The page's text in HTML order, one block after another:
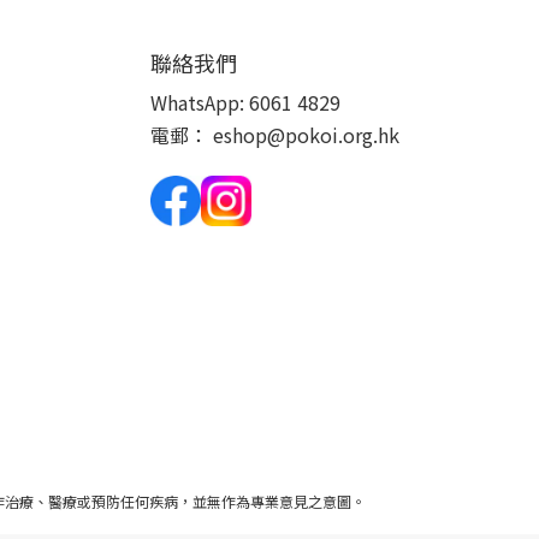
聯絡我們
WhatsApp: 6061 4829
電郵： eshop@pokoi.org.hk
療、醫療或預防任何疾病，並無作為專業意見之意圖。